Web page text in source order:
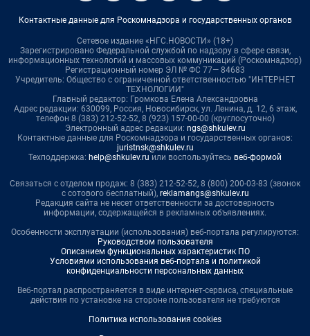
Контактные данные для Роскомнадзора и государственных органов
Сетевое издание «НГС.НОВОСТИ» (18+)
Зарегистрировано Федеральной службой по надзору в сфере связи,
информационных технологий и массовых коммуникаций (Роскомнадзор)
Регистрационный номер ЭЛ № ФС 77— 84683
Учредитель: Общество с ограниченной ответственностью "ИНТЕРНЕТ
ТЕХНОЛОГИИ"
Главный редактор: Громкова Елена Александровна
Адрес редакции: 630099, Россия, Новосибирск, ул. Ленина, д. 12, 6 этаж,
телефон 8 (383) 212-52-52, 8 (923) 157-00-00 (круглосуточно)
Электронный адрес редакции: ngs@shkulev.ru
Контактные данные для Роскомнадзора и государственных органов:
juristnsk@shkulev.ru
Техподдержка: help@shkulev.ru или воспользуйтесь веб-формой
Связаться с отделом продаж: 8 (383) 212-52-52, 8 (800) 200-03-83 (звонок
с сотового бесплатный), reklamangs@shkulev.ru
Редакция сайта не несет ответственности за достоверность
информации, содержащейся в рекламных объявлениях.
Особенности эксплуатации (использования) веб-портала регулируются:
Руководством пользователя
Описанием функциональных характеристик ПО
Условиями использования веб-портала и политикой
конфиденциальности персональных данных
Веб-портал распространяется в виде интернет-сервиса, специальные
действия по установке на стороне пользователя не требуются
Политика использования cookies